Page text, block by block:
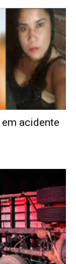
acidente